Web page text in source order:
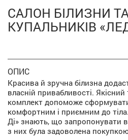
САЛОН БІЛИЗНИ
КУПАЛЬНИКІВ
ОПИС
Красива й зручна білизна
власній привабливості.
комплект допоможе
комфортним і приємним до тіла.
Ді» знають, що запропонувати
з них була задоволена